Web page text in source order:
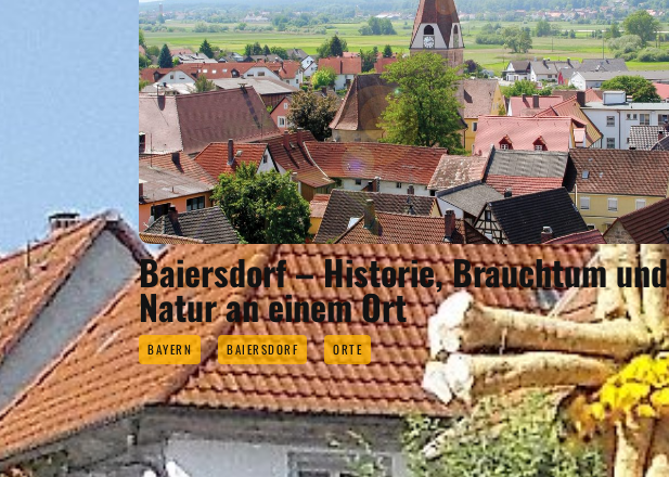
Baiersdorf – Historie, Brauchtum und
Natur an einem Ort
BAYERN BAIERSDORF ORTE